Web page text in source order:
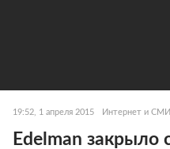
19:52, 1 апреля 2015 Интернет и СМИ
Edelman закрыло